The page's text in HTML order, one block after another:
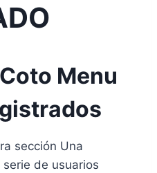
Menu
sección Una
de usuarios